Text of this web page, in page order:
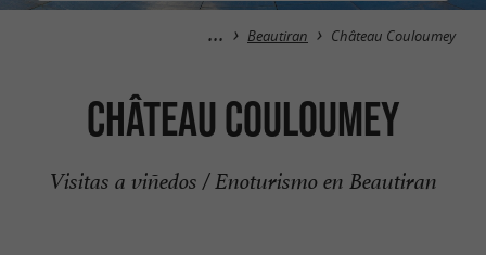
Beautiran Château Couloumey
Château Couloumey
Visitas a viñedos / Enoturismo en Beautiran